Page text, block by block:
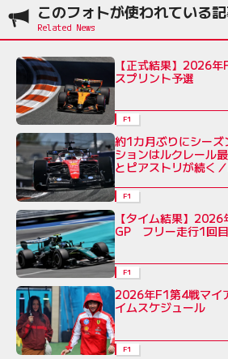
このフォトが使われている
【正式結果】2026
スプリント予選
F1
約1カ月ぶりにシー
ションはルクレール
とピアストリが続く
F1
【タイム結果】
GP フリー走行1回目
F1
2026年F1第4戦マ
イムスケジュール
F1